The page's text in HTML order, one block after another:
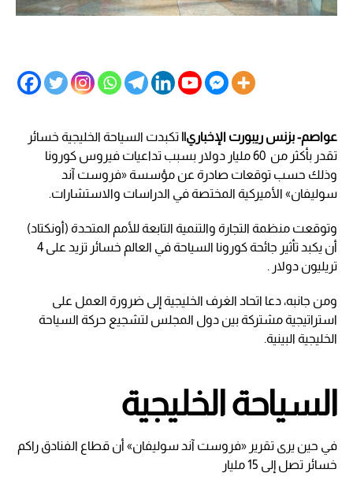
عواصم- بزنس ريبورت الإخباري|| تكبدت السياحة الخليجية خسائر
تقدر بأكثر من 60 مليار دولار بسبب تداعيات فيروس كورونا
وذلك حسب توقعات صادرة عن مؤسسة «فروست آند
سوليفان» الأميركية المختصة في الدراسات والاستشارات.
وتوقعت منظمة التجارة والتنمية التابعة للأمم المتحدة (أونكتاد)
أن يكبد تأثير جائحة كورونا السياحة في العالم خسائر تزيد على 4
تريليون دولار .
ومن جانبه، دعا اتحاد الغرف الخليجية إلى ضرورة العمل على
استراتيجية مشتركة بين دول المجلس لتشجيع حركة السياحة
الخليجية البينية.
السياحة الخليجية
في حين يرى تقرير «فروست آند سوليفان» أن قطاع الفنادق راكم
خسائر تصل إلى 15 مليار